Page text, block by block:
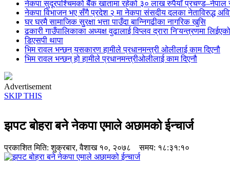
नेकपा सुदूरपश्चिमको बैँक खातामा रहेको ३० लाख रुपैयाँ प्रचण्ड–नेपाल
नेकपा विभाजन भए सँगै प्रदेश २ मा नेकपा संसदीय दलका नेताविरुद्ध
घर घरमै सामाजिक सुुरक्षा भत्ता पाउँदा बान्निगढीका नागरिक खुसि
ढकारी गाउँपालिकाका अध्यक्ष वुढालाई विप्लव द्रारा नि'यन्त्रणमा
डिएसपी थापा
भिम रावल भन्छन् यसकारण हामीले प्रधानमन्त्री ओलीलाई काम दिएनौ
भिम रावल भन्छन् हो हामीले प्रधानमन्त्रीओलीलाई काम दिएनौ
Advertisement
SKIP THIS
झपट बोहरा बने नेकपा एमाले अछामको ईन्चार्ज
प्रकाशित मिति:शुक्रबार, वैशाख १०, २०७८ समय: १८:३१:१०